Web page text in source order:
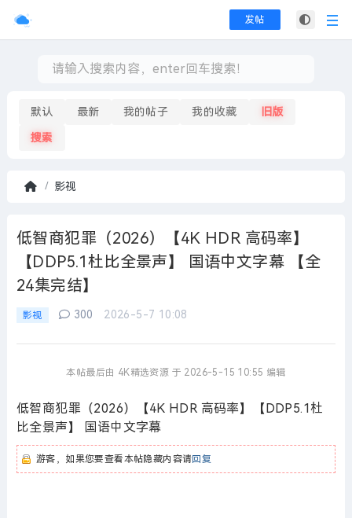
发帖
默认 最新 我的帖子 我的收藏 旧版
搜索
页
影视
低智商犯罪（2026）【4K HDR 高码率】
【DDP5.1杜比全景声】 国语中文字幕 【全
24集完结】
影视 300 2026-5-7 10:08
本帖最后由 4K精选资源 于 2026-5-15 10:55 编辑
低智商犯罪（2026）【4K HDR 高码率】【DDP5.1杜
比全景声】 国语中文字幕
游客，如果您要查看本帖隐藏内容请回复